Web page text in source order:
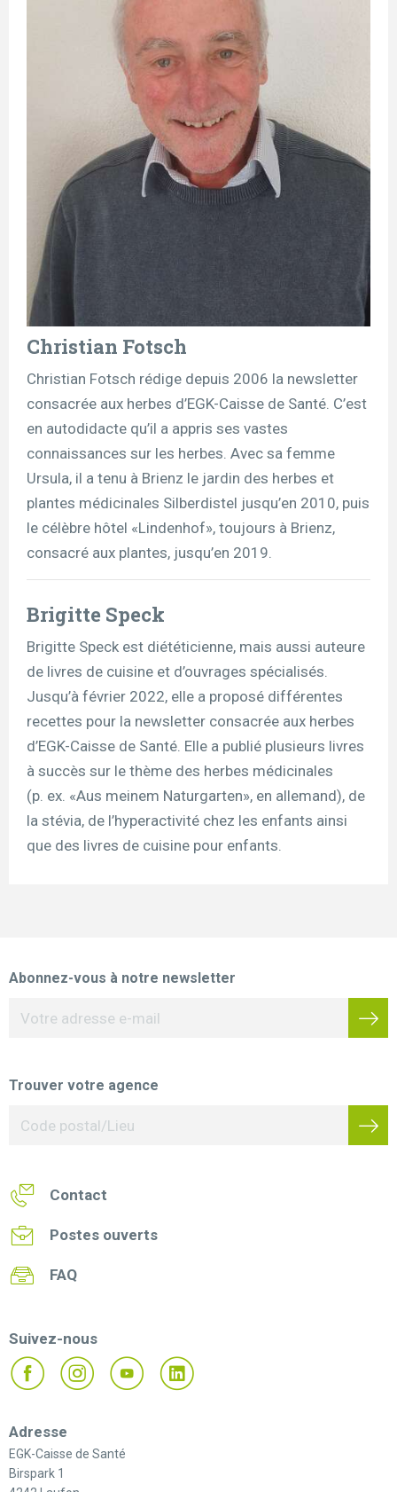
Christian Fotsch
Christian Fotsch rédige depuis 2006 la newsletter
consacrée aux herbes d’EGK-Caisse de Santé. C’est
en autodidacte qu’il a appris ses vastes
connaissances sur les herbes. Avec sa femme
Ursula, il a tenu à Brienz le jardin des herbes et
plantes médicinales Silberdistel jusqu’en 2010, puis
le célèbre hôtel «Lindenhof», toujours à Brienz,
consacré aux plantes, jusqu’en 2019.
Brigitte Speck
Brigitte Speck est diététicienne, mais aussi auteure
de livres de cuisine et d’ouvrages spécialisés.
Jusqu’à février 2022, elle a proposé différentes
recettes pour la newsletter consacrée aux herbes
d’EGK-Caisse de Santé. Elle a publié plusieurs livres
à succès sur le thème des herbes médicinales
(p. ex. «Aus meinem Naturgarten», en allemand), de
la stévia, de l’hyperactivité chez les enfants ainsi
que des livres de cuisine pour enfants.
Abonnez-vous à notre newsletter
Trouver votre agence
Contact
Postes ouverts
FAQ
Suivez-nous
Adresse
EGK-Caisse de Santé
Birspark 1